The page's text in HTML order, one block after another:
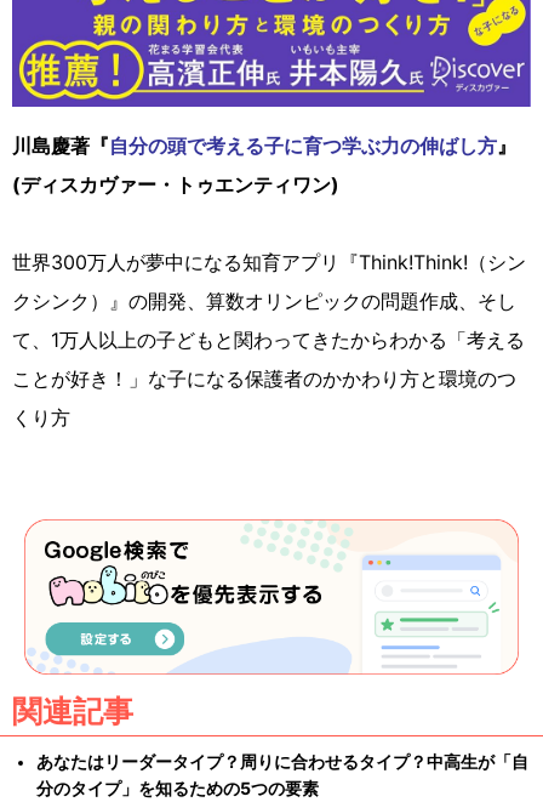
川島慶著『自分の頭で考える子に育つ学ぶ力の伸ばし方 』
(ディスカヴァー・トゥエンティワン)
世界300万人が夢中になる知育アプリ『Think!Think!（シン
クシンク）』の開発、算数オリンピックの問題作成、そし
て、1万人以上の子どもと関わってきたからわかる「考える
ことが好き！」な子になる保護者のかかわり方と環境のつ
くり方
関連記事
あなたはリーダータイプ？周りに合わせるタイプ？中高生が「自
分のタイプ」を知るための5つの要素